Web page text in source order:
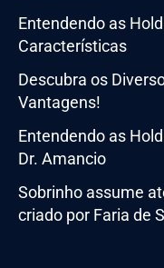
Entendendo as
Características
Descubra os
Vantagens!
Entendendo as
Dr. Amancio
Sobrinho assume
criado por Faria de